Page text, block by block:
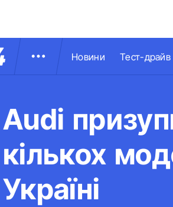
Новини Тест-драйв
Audi
кількох
Україні